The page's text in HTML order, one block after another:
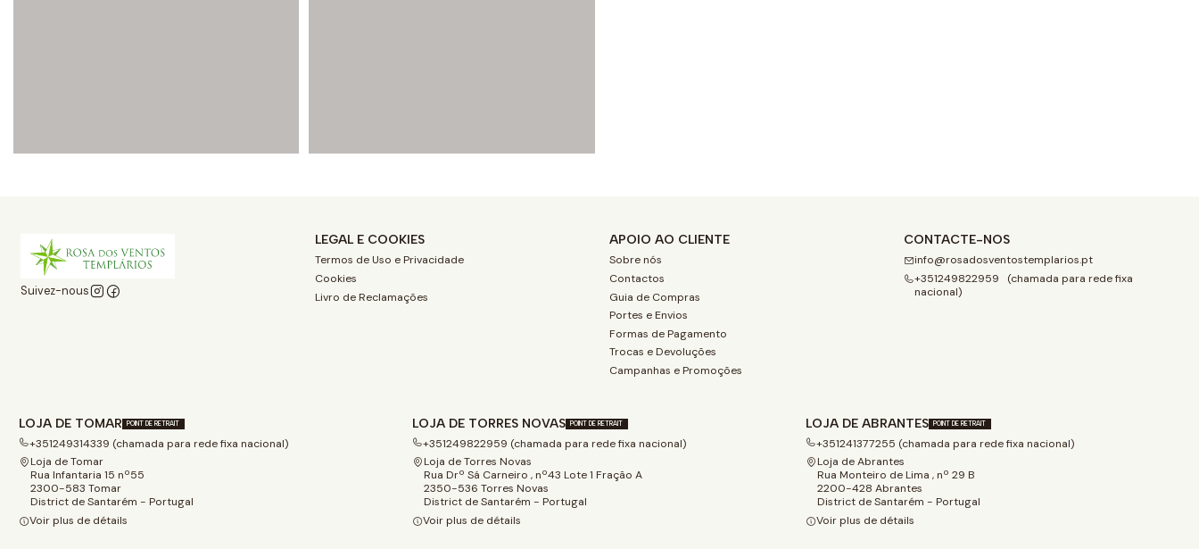
Suivez-nous
LEGAL E COOKIES
Termos de Uso e Privacidade
Cookies
Livro de Reclamações
APOIO AO CLIENTE
Sobre nós
Contactos
Guia de Compras
Portes e Envios
Formas de Pagamento
Trocas e Devoluções
Campanhas e Promoções
CONTACTE-NOS
info@rosadosventostemplarios.pt
+351249822959 (chamada para rede fixa
nacional)
LOJA DE TOMAR POINT DE RETRAIT
+351249314339 (chamada para rede fixa nacional)
Loja de Tomar
Rua Infantaria 15 nº55
2300-583 Tomar
District de Santarém - Portugal
Voir plus de détails
LOJA DE TORRES NOVAS POINT DE RETRAIT
+351249822959 (chamada para rede fixa nacional)
Loja de Torres Novas
Rua Drº Sá Carneiro , nº43 Lote 1 Fração A
2350-536 Torres Novas
District de Santarém - Portugal
Voir plus de détails
LOJA DE ABRANTES POINT DE RETRAIT
+351241377255 (chamada para rede fixa nacional)
Loja de Abrantes
Rua Monteiro de Lima , nº 29 B
2200-428 Abrantes
District de Santarém - Portugal
Voir plus de détails